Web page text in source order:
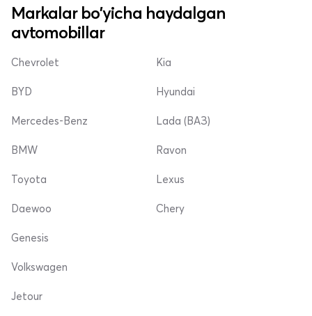
Markalar bo'yicha haydalgan
avtomobillar
Chevrolet
BYD
Mercedes-Benz
Kia
Hyundai
Lada (ВАЗ)
BMW
Toyota
Daewoo
Ravon
Lexus
Chery
Genesis
Volkswagen
Jetour